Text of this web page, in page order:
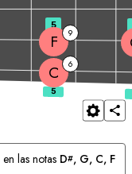
C 6
F 9
5
en las notas D#, G, C, F